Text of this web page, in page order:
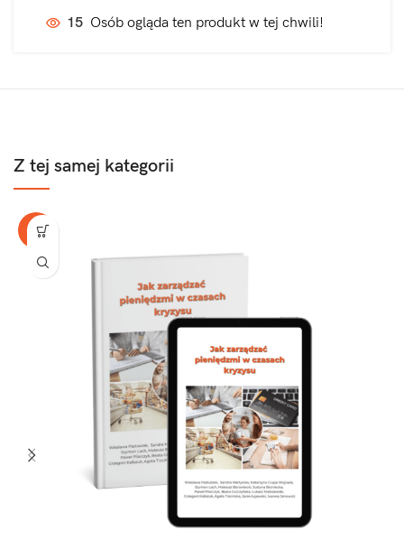
15 Osób ogląda ten produkt w tej chwili!
Z tej samej kategorii
-72%